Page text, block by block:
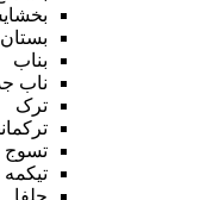
بستان
بناب
ناب
ترک
تسوج
جلفا